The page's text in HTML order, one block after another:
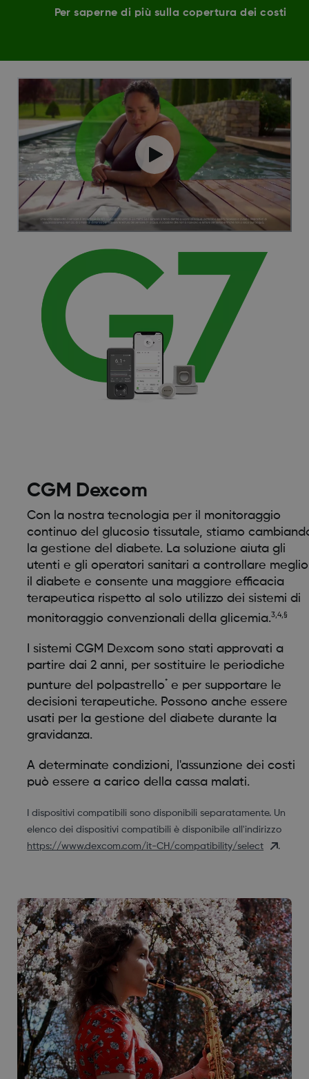
Per saperne di più sulla copertura dei costi
CGM Dexcom
Con la nostra tecnologia per il monitoraggio
continuo del glucosio tissutale, stiamo
la gestione del diabete. La soluzione aiuta gli
utenti e gli operatori sanitari a controllare meglio
il diabete e consente una maggiore efficacia
terapeutica rispetto al solo utilizzo dei sistemi di
monitoraggio convenzionali della glicemia.3,4,§
I sistemi CGM Dexcom sono stati approvati a
partire dai 2 anni, per sostituire le periodiche
punture del polpastrello* e per supportare le
decisioni terapeutiche. Possono anche essere
usati per la gestione del diabete durante la
gravidanza.
A determinate condizioni, l'assunzione dei costi
può essere a carico della cassa malati.
I dispositivi compatibili sono disponibili separatamente. Un
elenco dei dispositivi compatibili è disponibile all'indirizzo
https://www.dexcom.com/it-CH/compatibility/select
.